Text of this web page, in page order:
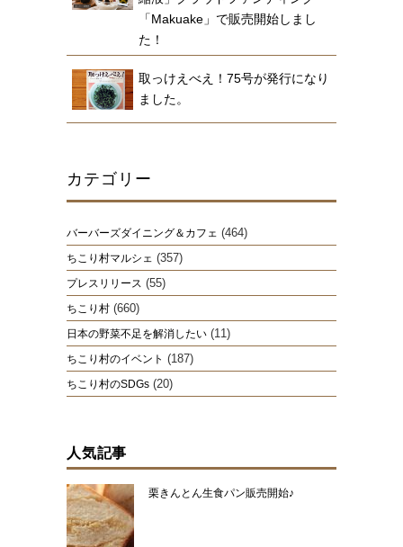
「Makuake」で販売開始しまし
た！
取っけえべえ！75号が発行になり
ました。
カテゴリー
バーバーズダイニング＆カフェ (464)
ちこり村マルシェ (357)
プレスリリース (55)
ちこり村 (660)
日本の野菜不足を解消したい (11)
ちこり村のイベント (187)
ちこり村のSDGs (20)
人気記事
栗きんとん生食パン販売開始♪